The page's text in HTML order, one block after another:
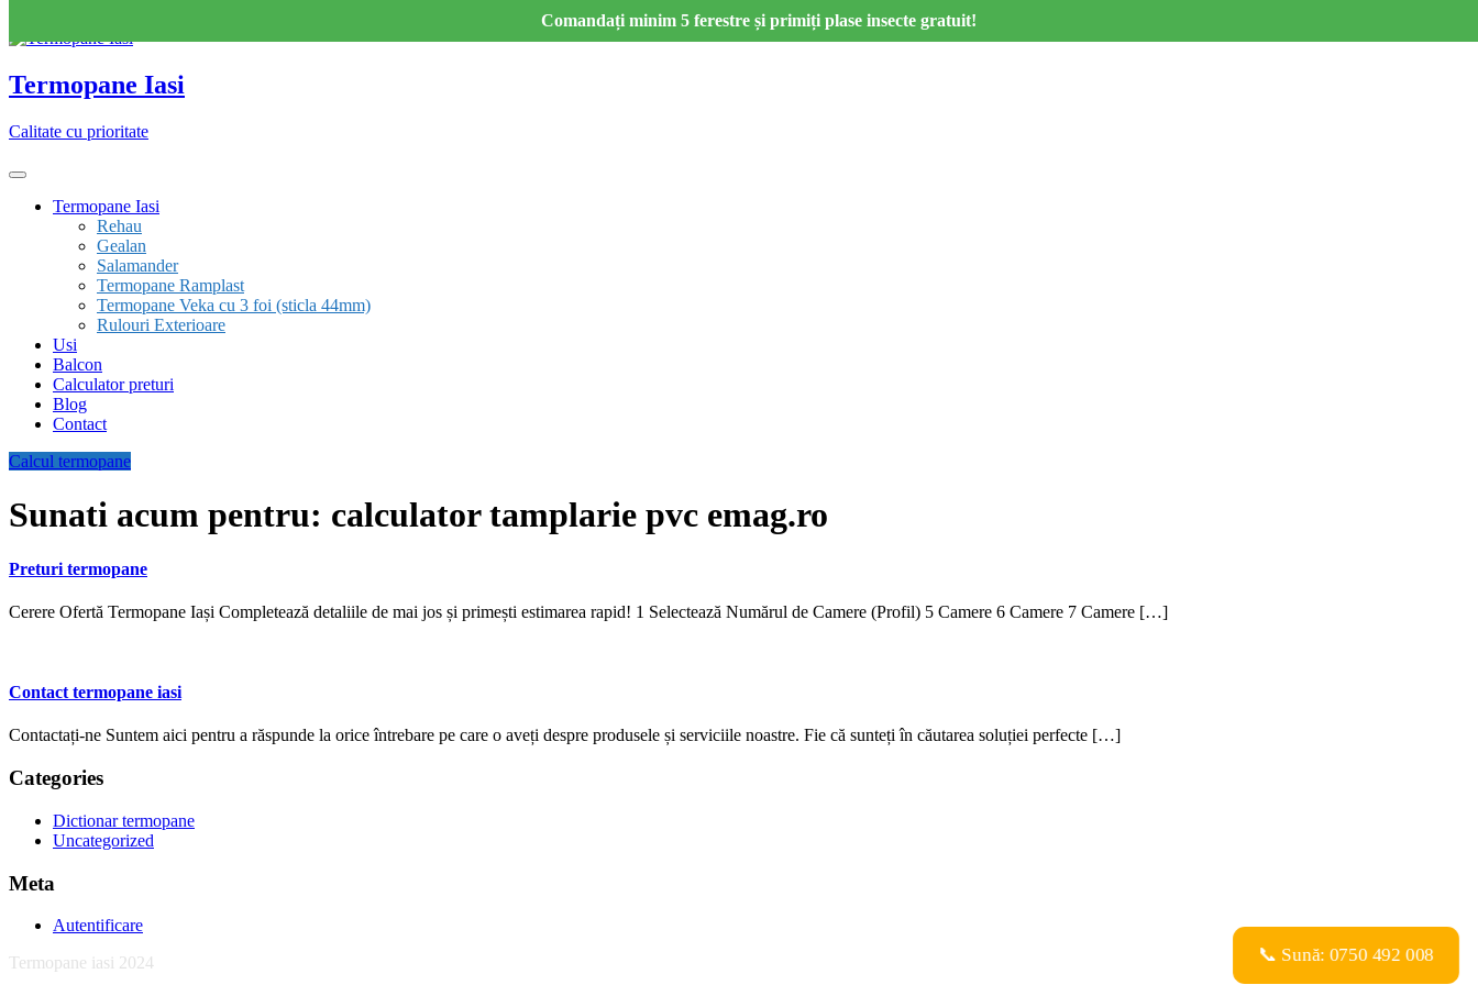
Comandați minim 5 ferestre și primiți plase insecte gratuit!
Termopane Iasi
Calitate cu prioritate
Termopane Iasi
Rehau
Gealan
Salamander
Termopane Ramplast
Termopane Veka cu 3 foi (sticla 44mm)
Rulouri Exterioare
Usi
Balcon
Calculator preturi
Blog
Contact
Calcul termopane
Sunati acum pentru: calculator tamplarie pvc emag.ro
Preturi termopane
Cerere Ofertă Termopane Iași Completează detaliile de mai jos și primești estimarea rapid! 1 Selectează Numărul de Camere (Profil) 5 Camere 6 Camere 7 Camere […]
Contact termopane iasi
Contactați-ne Suntem aici pentru a răspunde la orice întrebare pe care o aveți despre produsele și serviciile noastre. Fie că sunteți în căutarea soluției perfecte […]
Categories
Dictionar termopane
Uncategorized
Meta
Autentificare
Termopane iasi 2024
📞 Sună: 0750 492 008